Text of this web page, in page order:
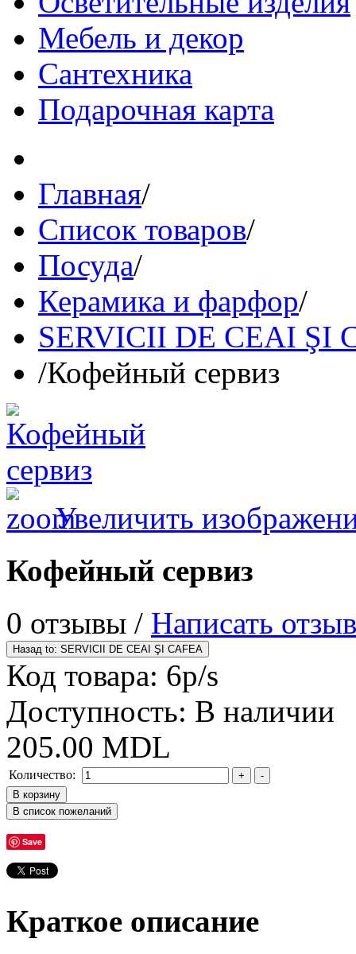
Мебель и декор
Сантехника
Подарочная карта
Главная/
Список товаров/
Посуда/
Керамика и фарфор/
SERVICII DE CEAI ŞI
/Кофейный сервиз
Увеличить
Кофейный сервиз
0 отзывы / Написать отзыв
Код товара: 6p/s
Доступность: В наличии
205.00 MDL
Количество:
Save
Краткое описание